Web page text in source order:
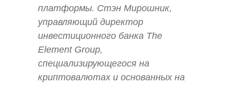
платформы. Стэн Мирошник,
управляющий директор
инвестиционного банка The
Element Group,
специализирующегося на
криптовалютах и основанных на